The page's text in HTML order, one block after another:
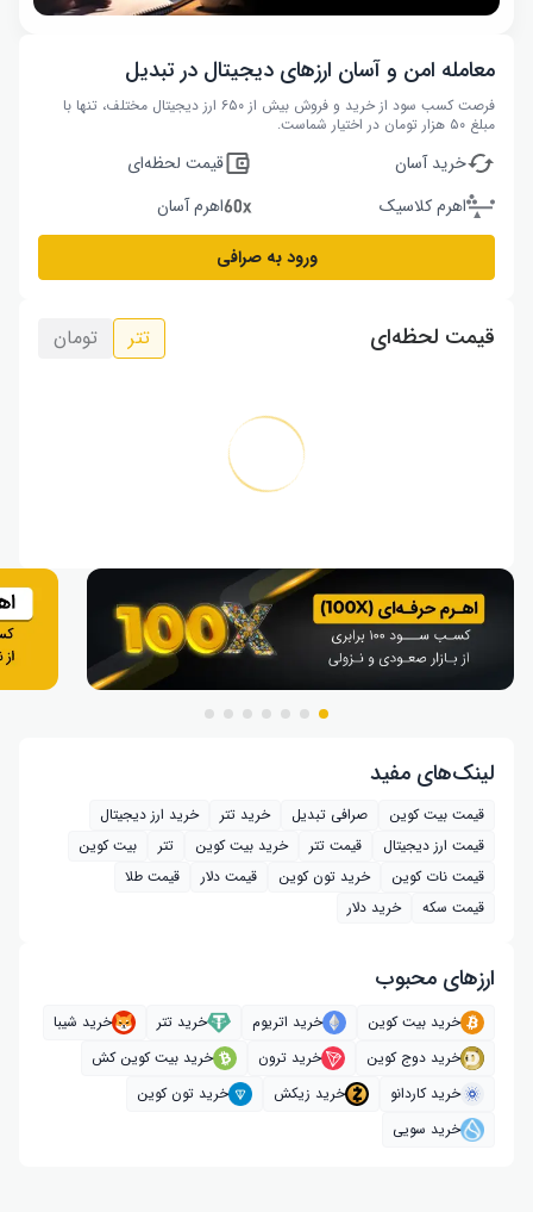
معامله امن و آسان ارزهای دیجیتال در تبدیل
فرصت کسب سود از خرید و فروش بیش از ۶۵۰ ارز دیجیتال مختلف، تنها با
مبلغ ۵۰ هزار تومان در اختیار شماست.
خرید آسان
قیمت لحظه‌ای
اهرم کلاسیک
اهرم آسان
ورود به صرافی
قیمت لحظه‌ای تتر تومان
لینک‌های مفید
قیمت بیت کوین صرافی تبدیل خرید تتر
خرید ارز دیجیتال
قیمت ارز دیجیتال
قیمت تتر خرید بیت‌ کوین تتر
بیت کوین
قیمت نات کوین
خرید تون کوین قیمت دلار
قیمت طلا
قیمت سکه
خرید دلار
ارز‌های محبوب
خرید بیت کوین خرید اتریوم خرید تتر
خرید شیبا
خرید دوج کوین
خرید ترون
خرید بیت کوین کش
خرید کاردانو
خرید زیکش
خرید تون کوین
خرید سویی